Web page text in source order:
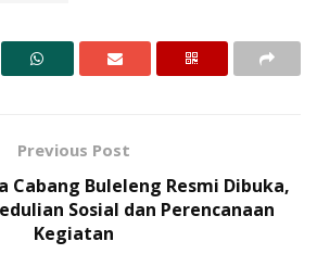
Previous Post
Cabang Buleleng Resmi Dibuka,
Sosial dan Perencanaan
Kegiatan